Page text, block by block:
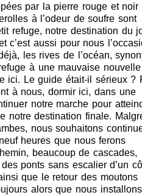
par la pierre rouge et noir
à l’odeur de soufre sont
refuge, notre destination du
c’est aussi pour nous
les rives de l’océan,
à une mauvaise
ici. Le guide était-il sérieux ?
à nous, dormir ici, dans une
notre marche pour
notre destination finale.
nous souhaitons
heures que nous ferons
beaucoup de cascades,
ponts sans escalier d’un
que le retour des moutons
alors que nous installons